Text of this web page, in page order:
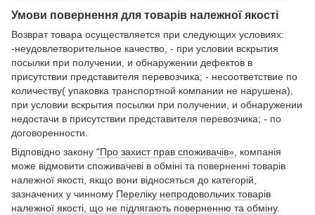
Умови повернення для товарів належної якості
Возврат товара осуществляется при следующих условиях:
-неудовлетворительное качество, - при условии вскрытия
посылки при получении, и обнаружении дефектов в
присутствии представителя перевозчика; - несоответствие по
количеству( упаковка транспортной компании не нарушена),
при условии вскрытия посылки при получении, и обнаружении
недостачи в присутствии представителя перевозчика; - по
договоренности.
Відповідно закону "Про захист прав споживачів», компанія
може відмовити споживачеві в обміні та поверненні товарів
належної якості, якщо вони відносяться до категорій,
зазначених у чинному Переліку непродовольчих товарів
належної якості, що не підлягають поверненню та обміну.